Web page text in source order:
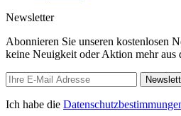
Newsletter
Abonnieren Sie unseren kostenlosen
keine Neuigkeit oder Aktion mehr aus
Ich habe die